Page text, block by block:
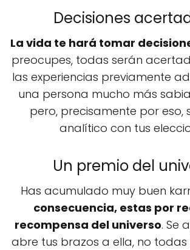
Decisiones
La vida te hará tomar
preocupes, todas serán
las experiencias previamente
una persona mucho más
pero, precisamente por eso,
analítico con tus
Un premio del
Has acumulado muy buen
consecuencia, estas por
recompensa del universo. Se
abre tus brazos a ella, no todas